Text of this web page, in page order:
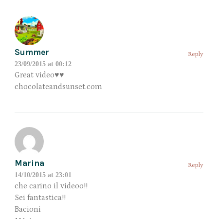
Summer
23/09/2015 at 00:12
Reply
Great video♥♥
chocolateandsunset.com
Marina
14/10/2015 at 23:01
Reply
che carino il videoo!!
Sei fantastica!!
Bacioni